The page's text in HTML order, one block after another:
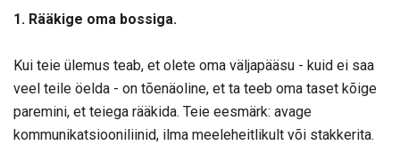
1. Rääkige oma bossiga.
Kui teie ülemus teab, et olete oma väljapääsu - kuid ei saa
veel teile öelda - on tõenäoline, et ta teeb oma taset kõige
paremini, et teiega rääkida. Teie eesmärk: avage
kommunikatsiooniliinid, ilma meeleheitlikult või stakkerita.